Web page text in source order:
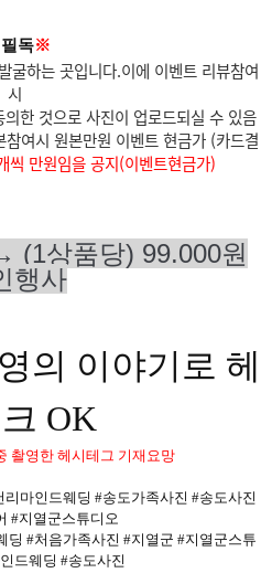
필독※
굴하는 곳입니다.이에 이벤트 리뷰참여
시
한 것으로 사진이 업로드되실 수 있음
참여시 원본만원 이벤트 현금가 (카드결
씩 만원임을 공지(이벤트현금가)
(1상품당) 99.000원
행사
의 이야기로 헤
OK
촬영한 헤시테그 기재요망
마인드웨딩 #송도가족사진 #송도사진
#지열군스튜디오
#처음가족사진 #지열군 #지열군스튜
드웨딩 #송도사진